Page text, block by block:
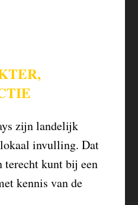
zijn landelijk
invulling. Dat
terecht kunt bij een
kennis van de